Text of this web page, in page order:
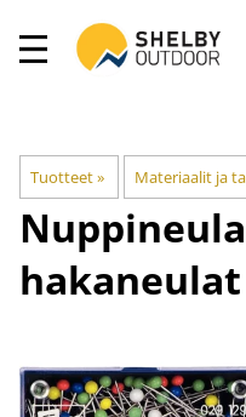
Tuotteet‪» Materiaalit ja
hakaneulat